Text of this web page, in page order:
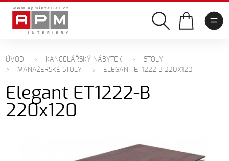
ÚVOD KANCELÁŘSKÝ NÁBYTEK
STOLY
MANAŽERSKÉ STOLY
ELEGANT ET1222-B 220X120
Elegant ET1222-B
220x120